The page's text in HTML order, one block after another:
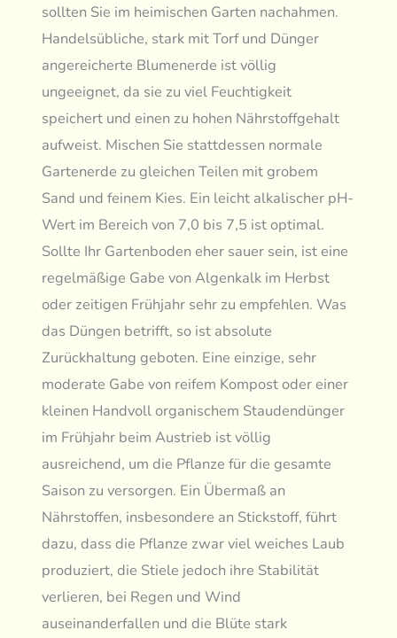
sollten Sie im heimischen Garten nachahmen.
Handelsübliche, stark mit Torf und Dünger
angereicherte Blumenerde ist völlig
ungeeignet, da sie zu viel Feuchtigkeit
speichert und einen zu hohen Nährstoffgehalt
aufweist. Mischen Sie stattdessen normale
Gartenerde zu gleichen Teilen mit grobem
Sand und feinem Kies. Ein leicht alkalischer pH-
Wert im Bereich von 7,0 bis 7,5 ist optimal.
Sollte Ihr Gartenboden eher sauer sein, ist eine
regelmäßige Gabe von Algenkalk im Herbst
oder zeitigen Frühjahr sehr zu empfehlen. Was
das Düngen betrifft, so ist absolute
Zurückhaltung geboten. Eine einzige, sehr
moderate Gabe von reifem Kompost oder einer
kleinen Handvoll organischem Staudendünger
im Frühjahr beim Austrieb ist völlig
ausreichend, um die Pflanze für die gesamte
Saison zu versorgen. Ein Übermaß an
Nährstoffen, insbesondere an Stickstoff, führt
dazu, dass die Pflanze zwar viel weiches Laub
produziert, die Stiele jedoch ihre Stabilität
verlieren, bei Regen und Wind
auseinanderfallen und die Blüte stark